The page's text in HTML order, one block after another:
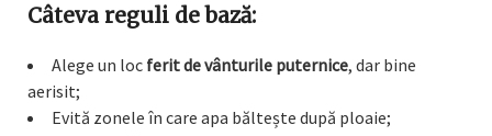
Câteva reguli de bază:
Alege un loc ferit de vânturile puternice, dar bine
aerisit;
Evită zonele în care apa băltește după ploaie;